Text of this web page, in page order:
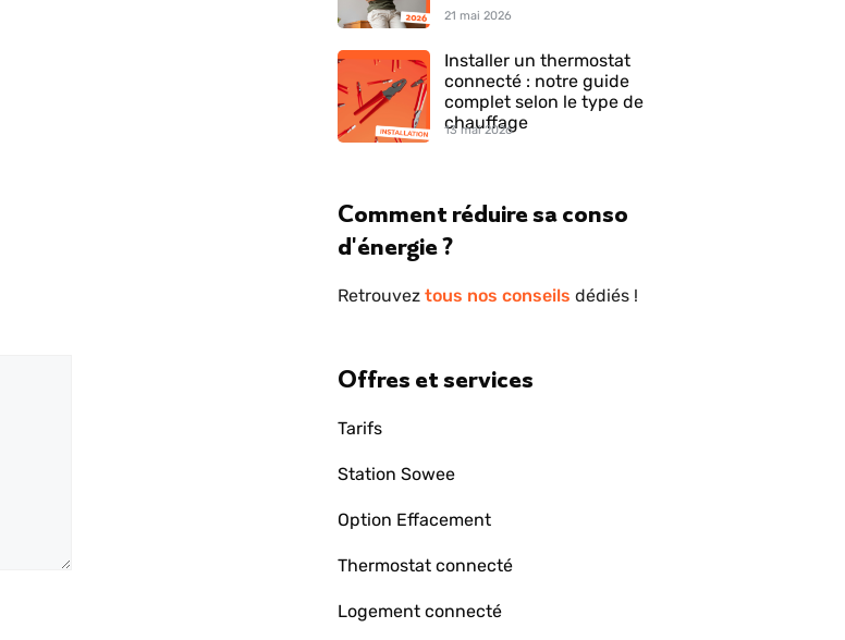
21 mai 2026
Installer un thermostat
connecté : notre guide
complet selon le type de
chauffage
13 mai 2026
Comment réduire sa conso
d'énergie ?
Retrouvez tous nos conseils dédiés !
Offres et services
Tarifs
Station Sowee
Option Effacement
Thermostat connecté
Logement connecté